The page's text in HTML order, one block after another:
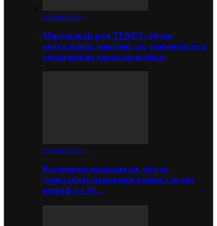
Автомобили
Модельный ряд TENET: обзор
актуальных моделей, их особенности и
технические характеристики
Автомобили
Россиянам напомнили, что за
самозахват парковки теперь грозит
штраф до 10…